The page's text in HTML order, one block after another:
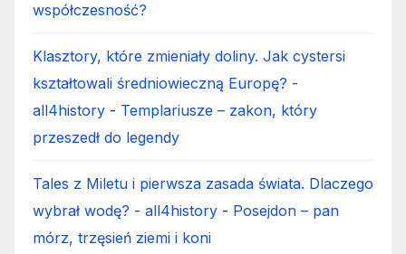
współczesność?
Klasztory, które zmieniały doliny. Jak cystersi
kształtowali średniowieczną Europę? -
all4history - Templariusze – zakon, który
przeszedł do legendy
Tales z Miletu i pierwsza zasada świata. Dlaczego
wybrał wodę? - all4history - Posejdon – pan
mórz, trzęsień ziemi i koni